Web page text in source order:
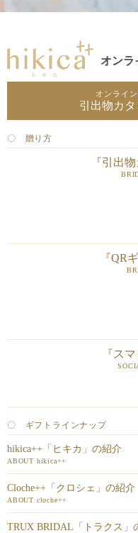
オンラ
オンライ
引出物カ
〇 贈り方
『引出
『QR
『ス
〇 ギフトラインナップ
hikica++「ヒキカ」の紹介
ABOUT hikica++
Cloche++「クロシェ」の紹介
ABOUT cloche++
TRUX BRIDAL「トラクス」